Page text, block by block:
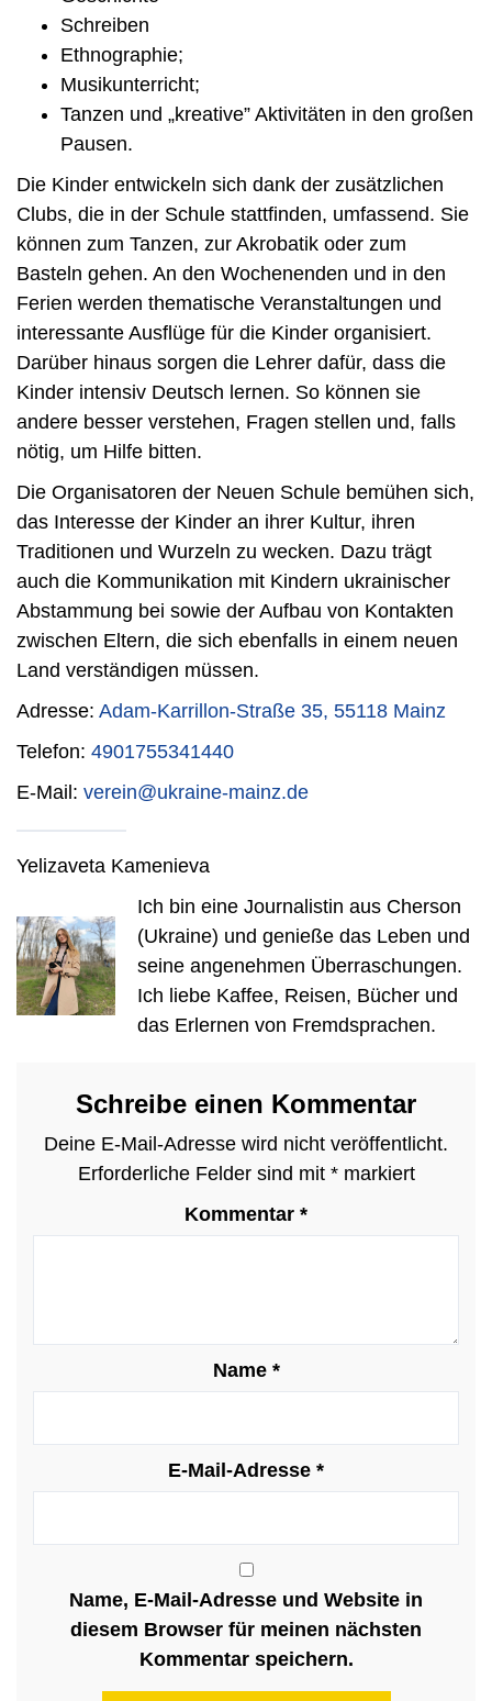
Schreiben
Ethnographie;
Musikunterricht;
Tanzen und „kreative” Aktivitäten in den großen
Pausen.
Die Kinder entwickeln sich dank der zusätzlichen
Clubs, die in der Schule stattfinden, umfassend. Sie
können zum Tanzen, zur Akrobatik oder zum
Basteln gehen. An den Wochenenden und in den
Ferien werden thematische Veranstaltungen und
interessante Ausflüge für die Kinder organisiert.
Darüber hinaus sorgen die Lehrer dafür, dass die
Kinder intensiv Deutsch lernen. So können sie
andere besser verstehen, Fragen stellen und, falls
nötig, um Hilfe bitten.
Die Organisatoren der Neuen Schule bemühen sich,
das Interesse der Kinder an ihrer Kultur, ihren
Traditionen und Wurzeln zu wecken. Dazu trägt
auch die Kommunikation mit Kindern ukrainischer
Abstammung bei sowie der Aufbau von Kontakten
zwischen Eltern, die sich ebenfalls in einem neuen
Land verständigen müssen.
Adresse: Adam-Karrillon-Straße 35, 55118 Mainz
Telefon: 4901755341440
E-Mail: verein@ukraine-mainz.de
Yelizaveta Kamenieva
Ich bin eine Journalistin aus Cherson
(Ukraine) und genieße das Leben und
seine angenehmen Überraschungen.
Ich liebe Kaffee, Reisen, Bücher und
das Erlernen von Fremdsprachen.
Schreibe einen Kommentar
Deine E-Mail-Adresse wird nicht veröffentlicht.
Erforderliche Felder sind mit *markiert
Kommentar *
Name *
E-Mail-Adresse *
Name, E-Mail-Adresse und Website in
diesem Browser für meinen nächsten
Kommentar speichern.